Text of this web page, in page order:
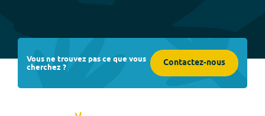
Vous ne trouvez pas ce que vous
cherchez ? Contactez-nous